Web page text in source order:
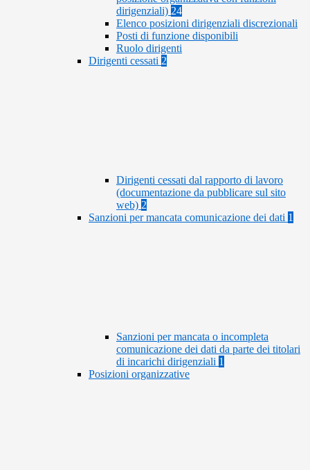
dirigenziali) 24
Elenco posizioni dirigenziali discrezionali
Posti di funzione disponibili
Ruolo dirigenti
Dirigenti cessati 2
Dirigenti cessati dal rapporto di lavoro
(documentazione da pubblicare sul sito
web) 2
Sanzioni per mancata comunicazione dei dati 1
Sanzioni per mancata o incompleta
comunicazione dei dati da parte dei titolari
di incarichi dirigenziali 1
Posizioni organizzative